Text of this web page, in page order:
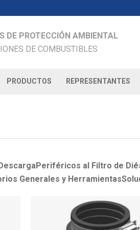
DE PROTECCIÓN AMBIENTAL
DE COMBUSTIBLES
PRODUCTOS REPRESENTANTES
Periféricos al Filtro de
Generales y Herramientas